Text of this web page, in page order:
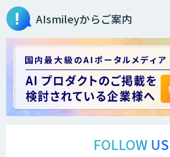
2層ナレッジ×AIで
＜Dify活用＞AIエー
ジェント開発
AIsmileyからご案内
FOLLOW US